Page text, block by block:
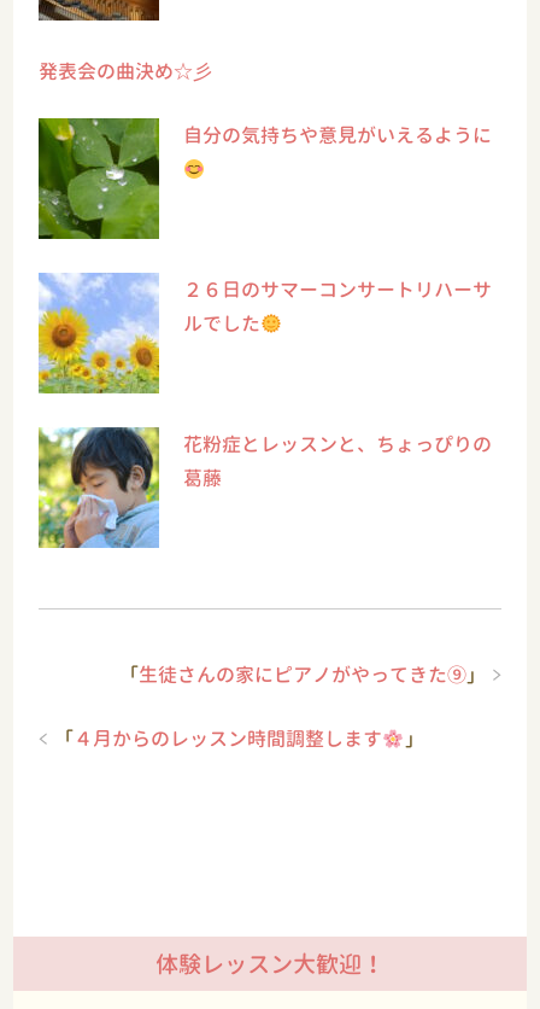
発表会の曲決め☆彡
自分の気持ちや意見がいえるように
２６日のサマーコンサートリハーサ
ルでした
花粉症とレッスンと、ちょっぴりの
葛藤
「生徒さんの家にピアノがやってきた⑨」
「４月からのレッスン時間調整します 」
体験レッスン大歓迎！